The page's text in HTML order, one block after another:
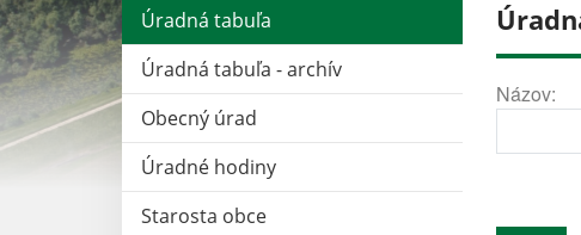
Úradná tabuľa
Úradná tabuľa - archív
Obecný úrad
Úradné hodiny
Starosta obce
Názov: